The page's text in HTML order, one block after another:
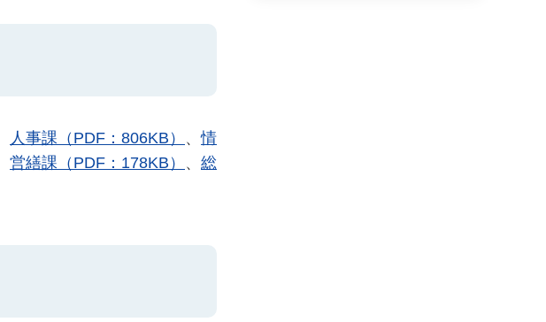
人事課（PDF：806KB） 、情
営繕課（PDF：178KB） 、 総